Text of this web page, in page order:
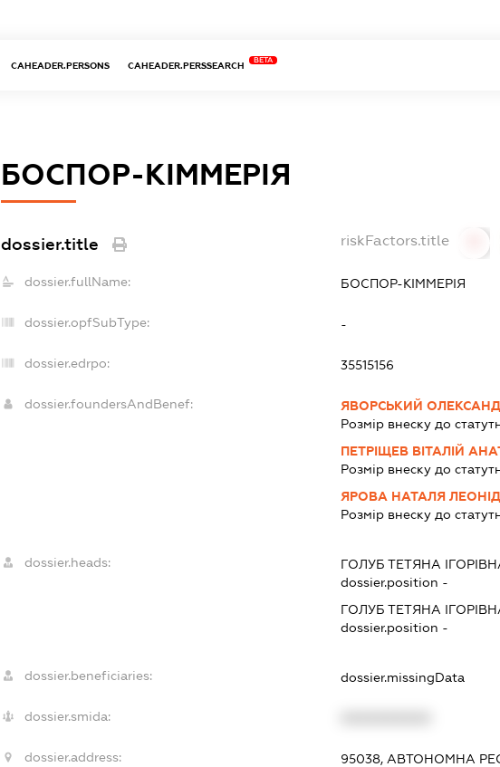
CAHEADER.PERSONS CAHEADER.PERSSEARCH
BETA
БОСПОР-КІММЕРІЯ
dossier.title riskFactors.title
dossier.fullName: БОСПОР-КІММЕРІЯ
dossier.opfSubType: -
dossier.edrpo: 35515156
dossier.foundersAndBenef:
ЯВОРСЬКИЙ
Розмір внеску до
ПЕТРІЩЕВ ВІТАЛІЙ
Розмір внеску до
ЯРОВА НАТАЛЯ
Розмір внеску до
dossier.heads: ГОЛУБ ТЕТЯНА
dossier.position -
ГОЛУБ ТЕТЯНА
dossier.position -
dossier.beneficiaries: dossier.missingData
dossier.smida:
dossier.address:
95038, АВТОНОМНА